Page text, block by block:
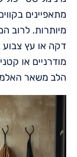
מתאפיינים
מיותרות. לרוב
דקה או עץ צבוע
מודרניים או
הלב משאר